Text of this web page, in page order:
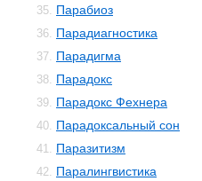
35. Парабиоз
36. Парадиагностика
37. Парадигма
38. Парадокс
39. Парадокс Фехнера
40. Парадоксальный сон
41. Паразитизм
42. Паралингвистика